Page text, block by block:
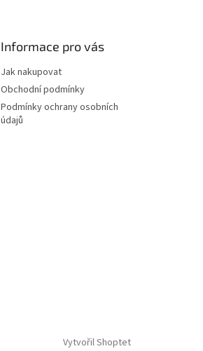
Informace pro vás
Jak nakupovat
Obchodní podmínky
Podmínky ochrany osobních
údajů
Vytvořil Shoptet